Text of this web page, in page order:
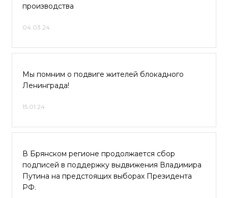
производства
04.03.24
Мы помним о подвиге жителей блокадного
Ленинграда!
15.01.24
В Брянском регионе продолжается сбор
подписей в поддержку выдвижения Владимира
Путина на предстоящих выборах Президента
РФ.